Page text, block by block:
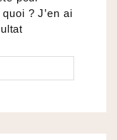
? J’en ai